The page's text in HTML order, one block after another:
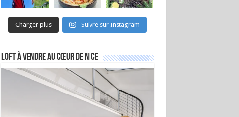
Charger plus Suivre sur Instagram
Loft à vendre au cœur de Nice